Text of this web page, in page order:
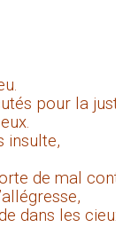
pour la
insulte,
de mal
dans les cieux !